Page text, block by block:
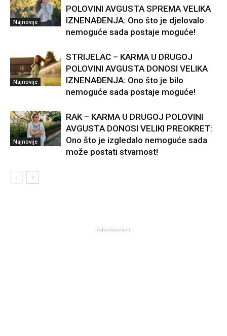
Najnovije
POLOVINI AVGUSTA SPREMA VELIKA
IZNENAĐENJA: Ono što je djelovalo
nemoguće sada postaje moguće!
Najnovije
STRIJELAC – KARMA U DRUGOJ
POLOVINI AVGUSTA DONOSI VELIKA
IZNENAĐENJA: Ono što je bilo
nemoguće sada postaje moguće!
Najnovije
RAK – KARMA U DRUGOJ POLOVINI
AVGUSTA DONOSI VELIKI PREOKRET:
Ono što je izgledalo nemoguće sada
može postati stvarnost!
- Advertisement -